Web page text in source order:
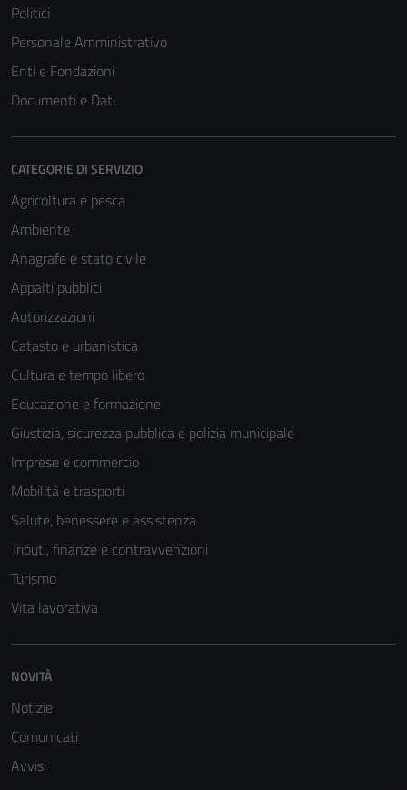
Politici
Personale Amministrativo
Enti e Fondazioni
Documenti e Dati
CATEGORIE DI SERVIZIO
Agricoltura e pesca
Ambiente
Anagrafe e stato civile
Appalti pubblici
Autorizzazioni
Catasto e urbanistica
Cultura e tempo libero
Educazione e formazione
Giustizia, sicurezza pubblica e polizia municipale
Imprese e commercio
Mobilità e trasporti
Salute, benessere e assistenza
Tributi, finanze e contravvenzioni
Turismo
Vita lavorativa
NOVITÀ
Notizie
Comunicati
Avvisi